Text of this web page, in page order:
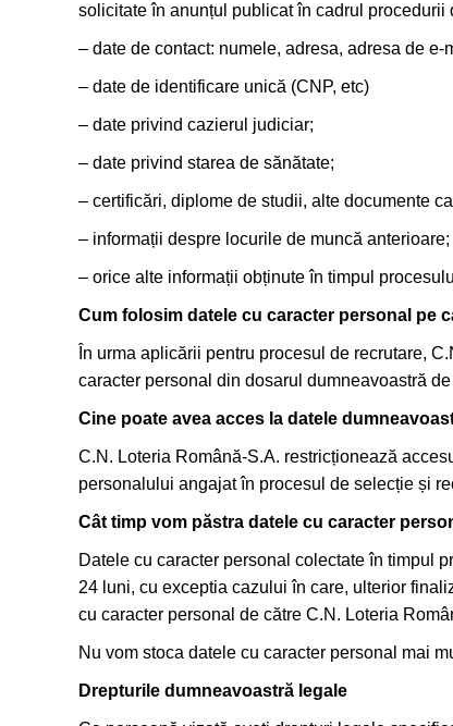
solicitate în anunțul publicat în cadrul procedurii
– date de contact: numele, adresa, adresa de
– date de identificare unică (CNP, etc)
– date privind cazierul judiciar;
– date privind starea de sănătate;
– certificări, diplome de studii, alte documente
– informații despre locurile de muncă anterioare;
– orice alte informații obținute în timpul
Cum folosim datele cu caracter personal pe
În urma aplicării pentru procesul de recrutare,
caracter personal din dosarul dumneavoastră
Cine poate avea acces la datele
C.N. Loteria Română-S.A. restricționează
personalului angajat în procesul de selecție și
Cât timp vom păstra datele cu caracter
Datele cu caracter personal colectate în timpul
24 luni, cu exceptia cazului în care, ulterior
cu caracter personal de către C.N. Loteria
Nu vom stoca datele cu caracter personal mai
Drepturile dumneavoastră legale